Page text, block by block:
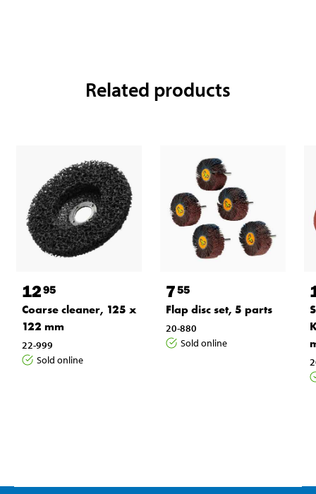
Related products
1295
Coarse cleaner, 125 x
122 mm
22-999
Sold online
755
Flap disc set, 5 parts
20-880
Sold online